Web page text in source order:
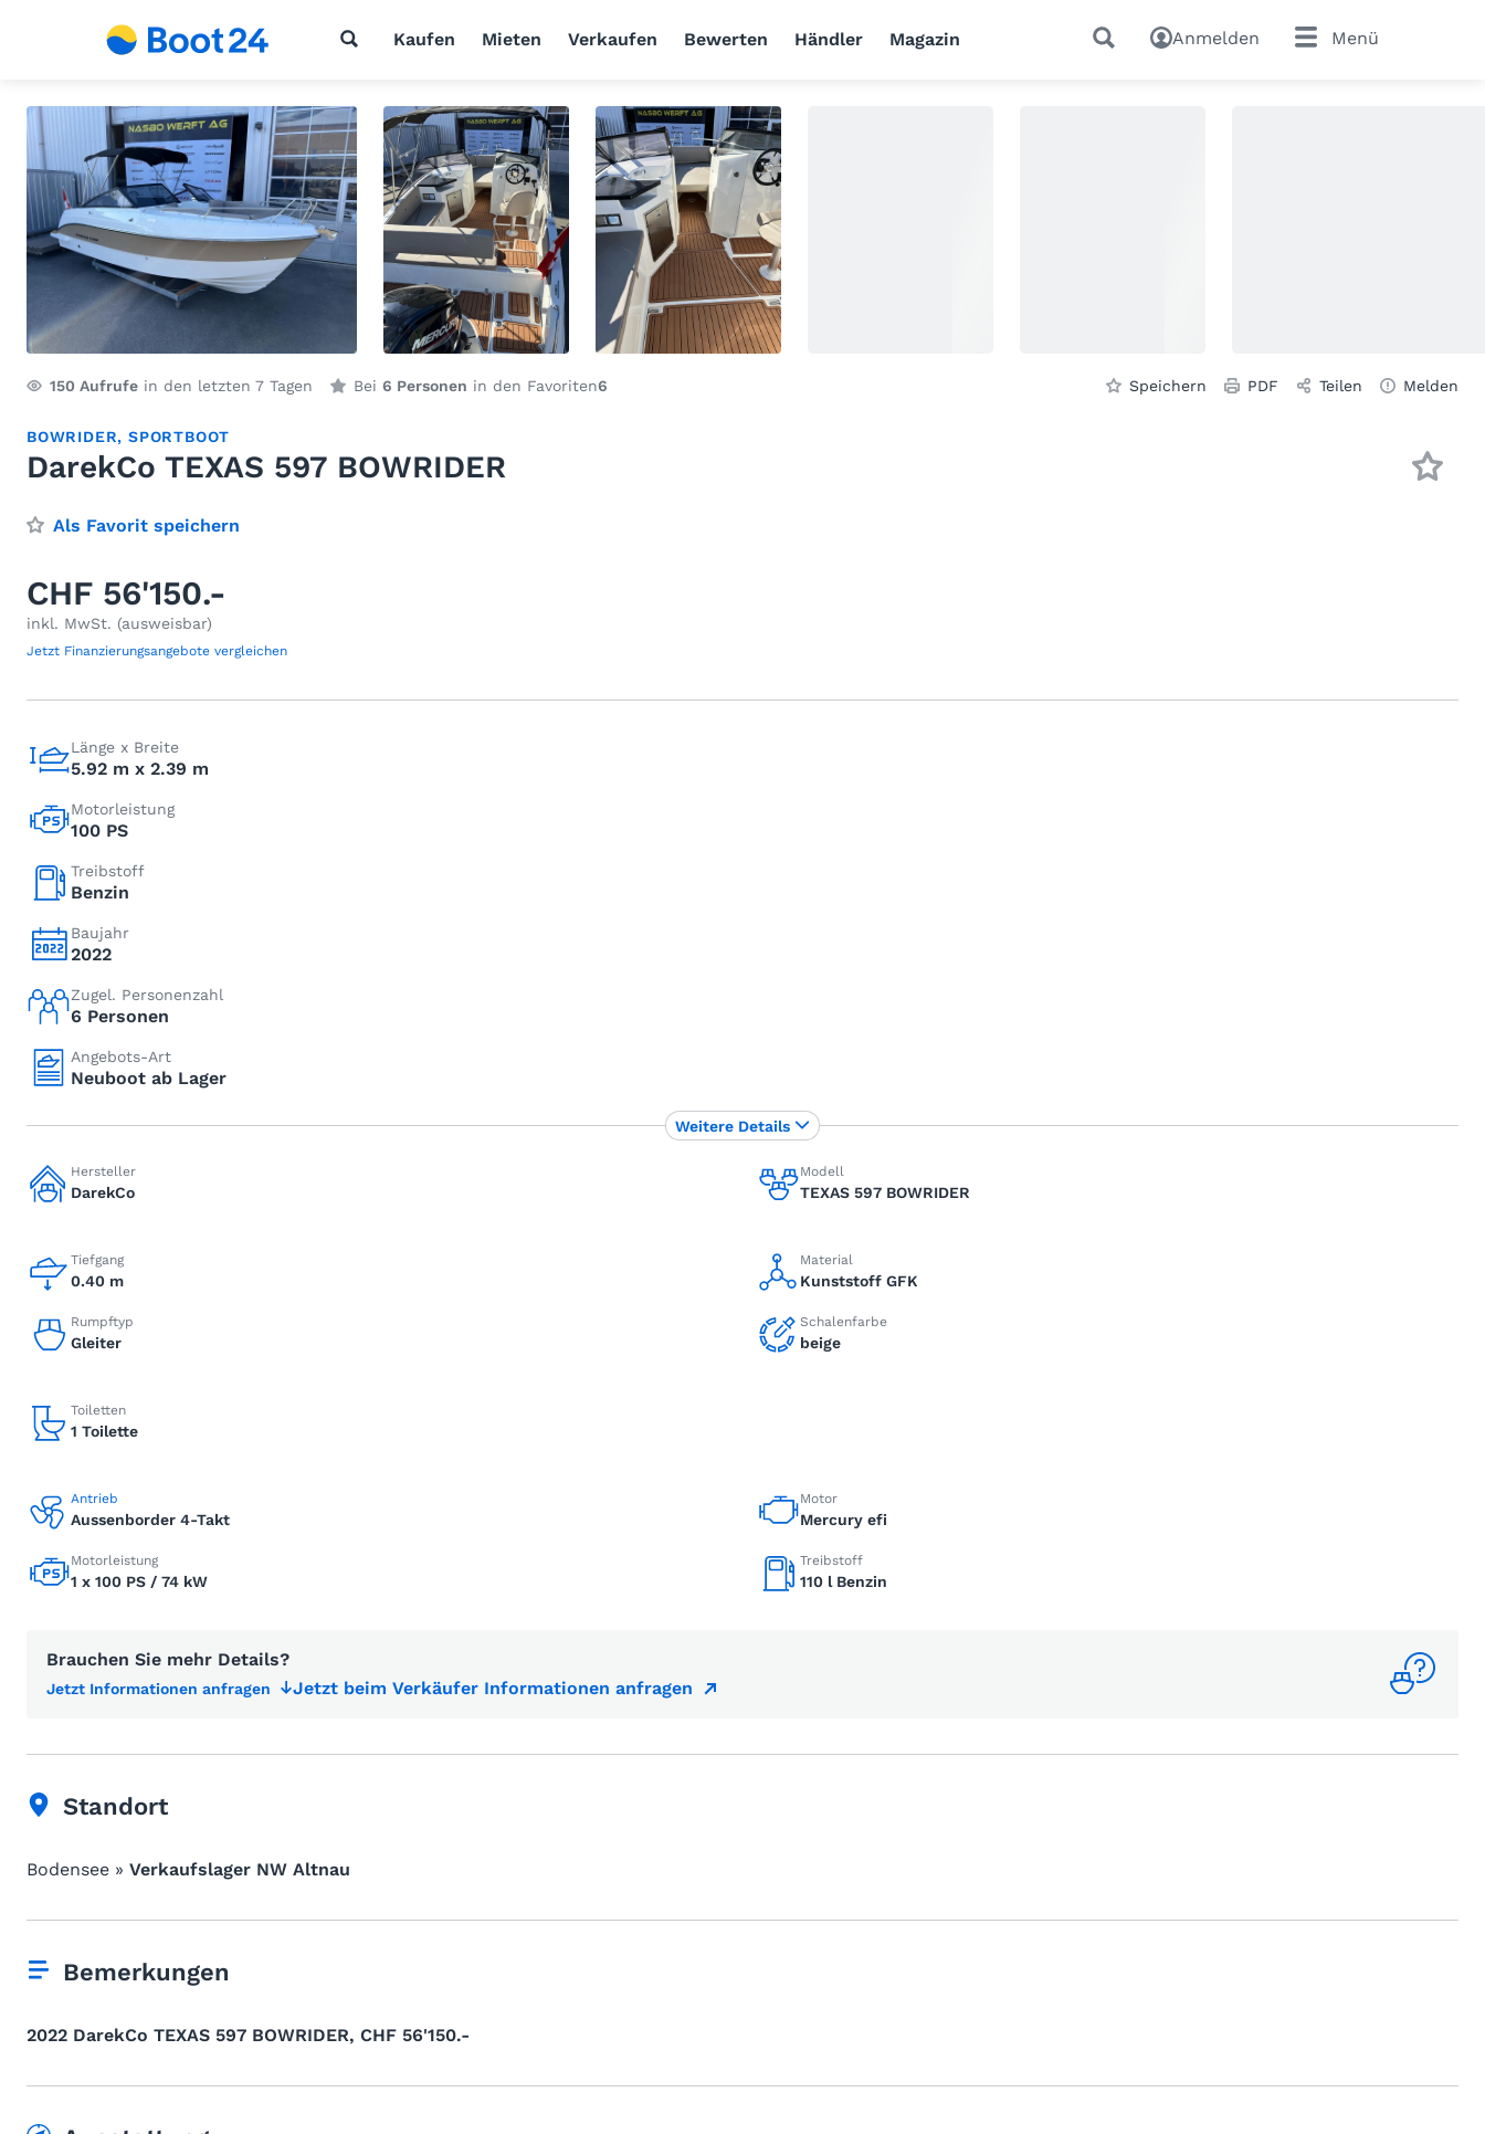
Kaufen Mieten Verkaufen Bewerten Händler Magazin Anmelden Menü
150 Aufrufe in den letzten 7 Tagen Bei 6 Personen in den Favoriten6 Speichern PDF Teilen Melden
BOWRIDER,SPORTBOOT
DarekCo TEXAS 597 BOWRIDER
Als Favorit speichern
CHF 56'150.-
inkl. MwSt. (ausweisbar)
Jetzt Finanzierungsangebote vergleichen
Länge x Breite
5.92 m x 2.39 m
Motorleistung
100 PS
Treibstoff
Benzin
Baujahr
2022
Zugel. Personenzahl
6 Personen
Angebots-Art
Neuboot ab Lager
Hersteller
DarekCo
Modell
TEXAS 597 BOWRIDER
Tiefgang
0.40 m
Material
Kunststoff GFK
Rumpftyp
Gleiter
Schalenfarbe
beige
Toiletten
1 Toilette
Antrieb
Aussenborder 4-Takt
Motor
Mercury efi
Motorleistung
1 x 100 PS / 74 kW
Treibstoff
110 l Benzin
Brauchen Sie mehr Details?
Jetzt Informationen anfragen Jetzt beim Verkäufer Informationen anfragen
Weitere Details
Standort
Bodensee » Verkaufslager NW Altnau
Bemerkungen
2022 DarekCo TEXAS 597 BOWRIDER, CHF 56'150.-